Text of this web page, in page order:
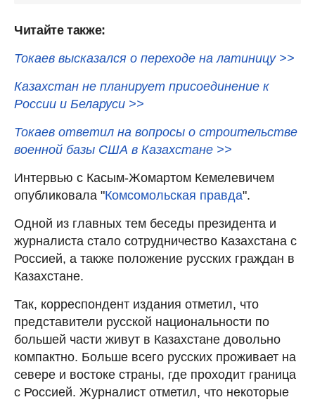
Читайте также:
Токаев высказался о переходе на латиницу >>
Казахстан не планирует присоединение к
России и Беларуси >>
Токаев ответил на вопросы о строительстве
военной базы США в Казахстане >>
Интервью с Касым-Жомартом Кемелевичем
опубликовала "Комсомольская правда".
Одной из главных тем беседы президента и
журналиста стало сотрудничество Казахстана с
Россией, а также положение русских граждан в
Казахстане.
Так, корреспондент издания отметил, что
представители русской национальности по
большей части живут в Казахстане довольно
компактно. Больше всего русских проживает на
севере и востоке страны, где проходит граница
с Россией. Журналист отметил, что некоторые